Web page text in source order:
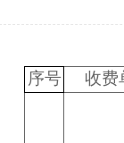
序号 收费